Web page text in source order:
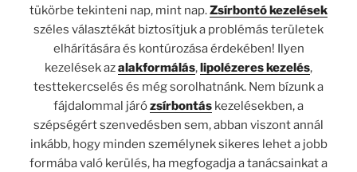
tükörbe tekinteni nap, mint nap.Zsírbontó kezelések
széles választékát biztosítjuk a problémás területek
elhárítására és kontúrozása érdekében! Ilyen
kezelések azalakformálás, lipolézeres kezelés,
testtekercselés és még sorolhatnánk. Nem bízunk a
fájdalommal járózsírbontás kezelésekben, a
szépségért szenvedésben sem, abban viszont annál
inkább, hogy minden személynek sikeres lehet a jobb
formába való kerülés, ha megfogadja a tanácsainkat a